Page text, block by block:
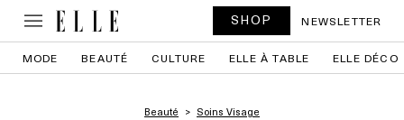
SHOP NEWSLETTER
MODE BEAUTÉ CULTURE ELLE À TABLE ELLE DÉCO
Beauté Soins Visage